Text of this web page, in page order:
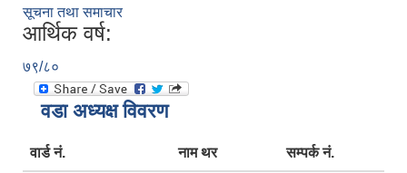
सूचना तथा समाचार
आर्थिक वर्ष:
७९/८०
वडा अध्यक्ष विवरण
वार्ड नं. नाम थर सम्पर्क नं.